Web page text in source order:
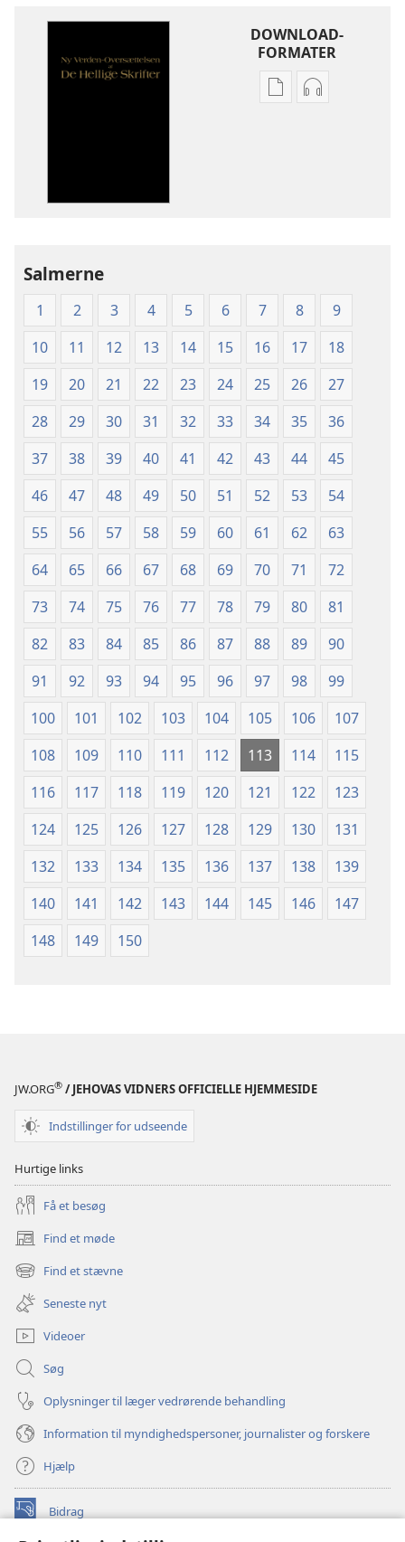
DOWNLOAD-
FORMATER
Indstillinger
De
Hellige
Skrifter
(1993-
udgaven)
Indstillinger
De
Hellige
Skrifter
(1993-
udgaven)
Salmerne
1 2 3 4 5 6 7 8
9
10
11 12 13 14 15 16 17
18
19
20 21 22 23 24 25 26
27
28
29 30 31 32 33 34 35
36
37
38 39 40 41 42 43 44
45
46
47 48 49 50 51 52 53
54
55
56 57 58 59 60 61 62
63
64
65 66 67 68 69 70 71
72
73
74 75 76 77 78 79 80
81
82
83 84 85 86 87 88 89
90
91
92 93 94 95 96 97 98
99
100
101 102 103 104 105 106
107
108
109 110 111 112 113 114
115
116
117 118 119 120 121 122
123
124
125 126 127 128 129 130
131
132
133 134 135 136 137 138
139
140
141 142 143 144 145 146
147
148
149 150
JW.ORG® / JEHOVAS VIDNERS OFFICIELLE HJEMMESIDE
Indstillinger for udseende
Hurtige links
Få et besøg
Find et møde
(åbner
nyt
vindue)
Find et stævne
(åbner
nyt
vindue)
Seneste nyt
Videoer
Søg
Oplysninger til læger vedrørende behandling
Information til myndighedspersoner, journalister og forskere
Hjælp
Bidrag
(åbner